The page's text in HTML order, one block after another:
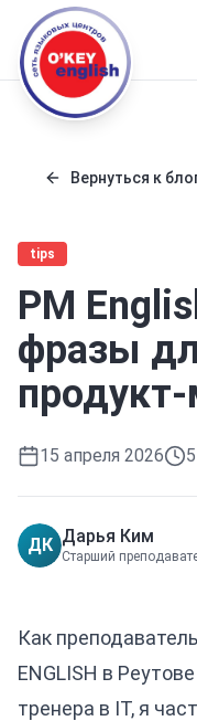
Вернуться к
tips
PM
фразы
15 апреля 2026 5
ДК Дарья Ким
Старший
Как
ENGLISH в
тренера в IT, я